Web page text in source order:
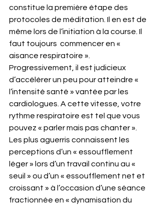
constitue la première étape des
protocoles de méditation. Il en est de
même lors de l’initiation à la course. Il
faut toujours  commencer en «
aisance respiratoire ».
Progressivement, il est judicieux
d’accélérer un peu pour atteindre «
l’intensité santé » vantée par les
cardiologues. A cette vitesse, votre
rythme respiratoire est tel que vous
pouvez « parler mais pas chanter ».
Les plus aguerris connaissent les
perceptions d’un « essoufflement
léger » lors d’un travail continu au «
seuil » ou d’un « essoufflement net et
croissant » à l’occasion d’une séance
fractionnée en « dynamisation du